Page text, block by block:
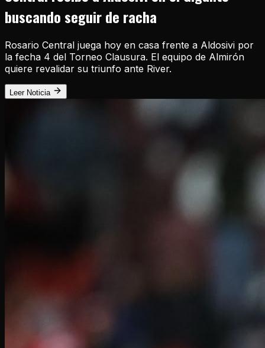
buscando seguir de racha
Rosario Central juega hoy en casa frente a Aldosivi por
la fecha 4 del Torneo Clausura. El equipo de Almirón
quiere revalidar su triunfo ante River.
Leer Noticia